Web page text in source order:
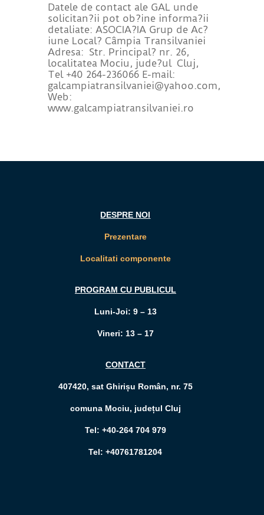
Datele de contact ale GAL unde
solicitan?ii pot ob?ine informa?ii
detaliate: ASOCIA?IA Grup de Ac?
iune Local? Câmpia Transilvaniei
Adresa: Str. Principal? nr. 26,
localitatea Mociu, jude?ul Cluj,
Tel +40 264-236066 E-mail:
galcampiatransilvaniei@yahoo.com,
Web:
www.galcampiatransilvaniei.ro
DESPRE NOI
Prezentare
Localitati componente
PROGRAM CU PUBLICUL
Luni-Joi: 9 – 13
Vineri: 13 – 17
CONTACT
407420, sat Ghirișu Român, nr. 75
comuna Mociu, județul Cluj
Tel: +40-264 704 979
Tel: +40761781204